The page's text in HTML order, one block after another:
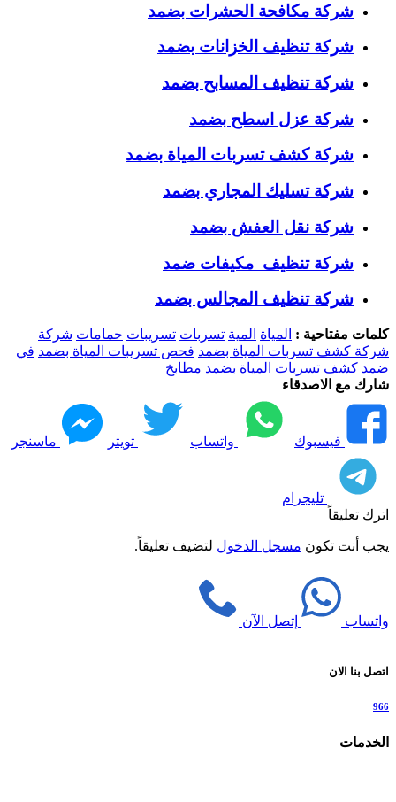
شركة مكافحة الحشرات بضمد
شركة تنظيف الخزانات بضمد
شركة تنظيف المسابح بضمد
شركة عزل اسطح بضمد
شركة كشف تسربات المياة بضمد
شركة تسليك المجاري بضمد
شركة نقل العفش بضمد
شركة تنظيف مكيفات ضمد
شركة تنظيف المجالس بضمد
كلمات مفتاحية : المياة المية تسربات تسريبات حمامات شركة
شركة كشف تسربات المياة بضمد فحص تسريبات المياة بضمد في
ضمد كشف تسربات المياة بضمد مطابخ
شارك مع الاصدقاء
فيسبوك واتساب تويتر ماسنجر
تليجرام
اترك تعليقاً
يجب أنت تكون مسجل الدخول لتضيف تعليقاً.
واتساب إتصل الآن
اتصل بنا الان
966
الخدمات